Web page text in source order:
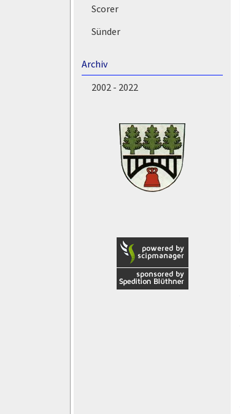
Scorer
Sünder
Archiv
2002 - 2022